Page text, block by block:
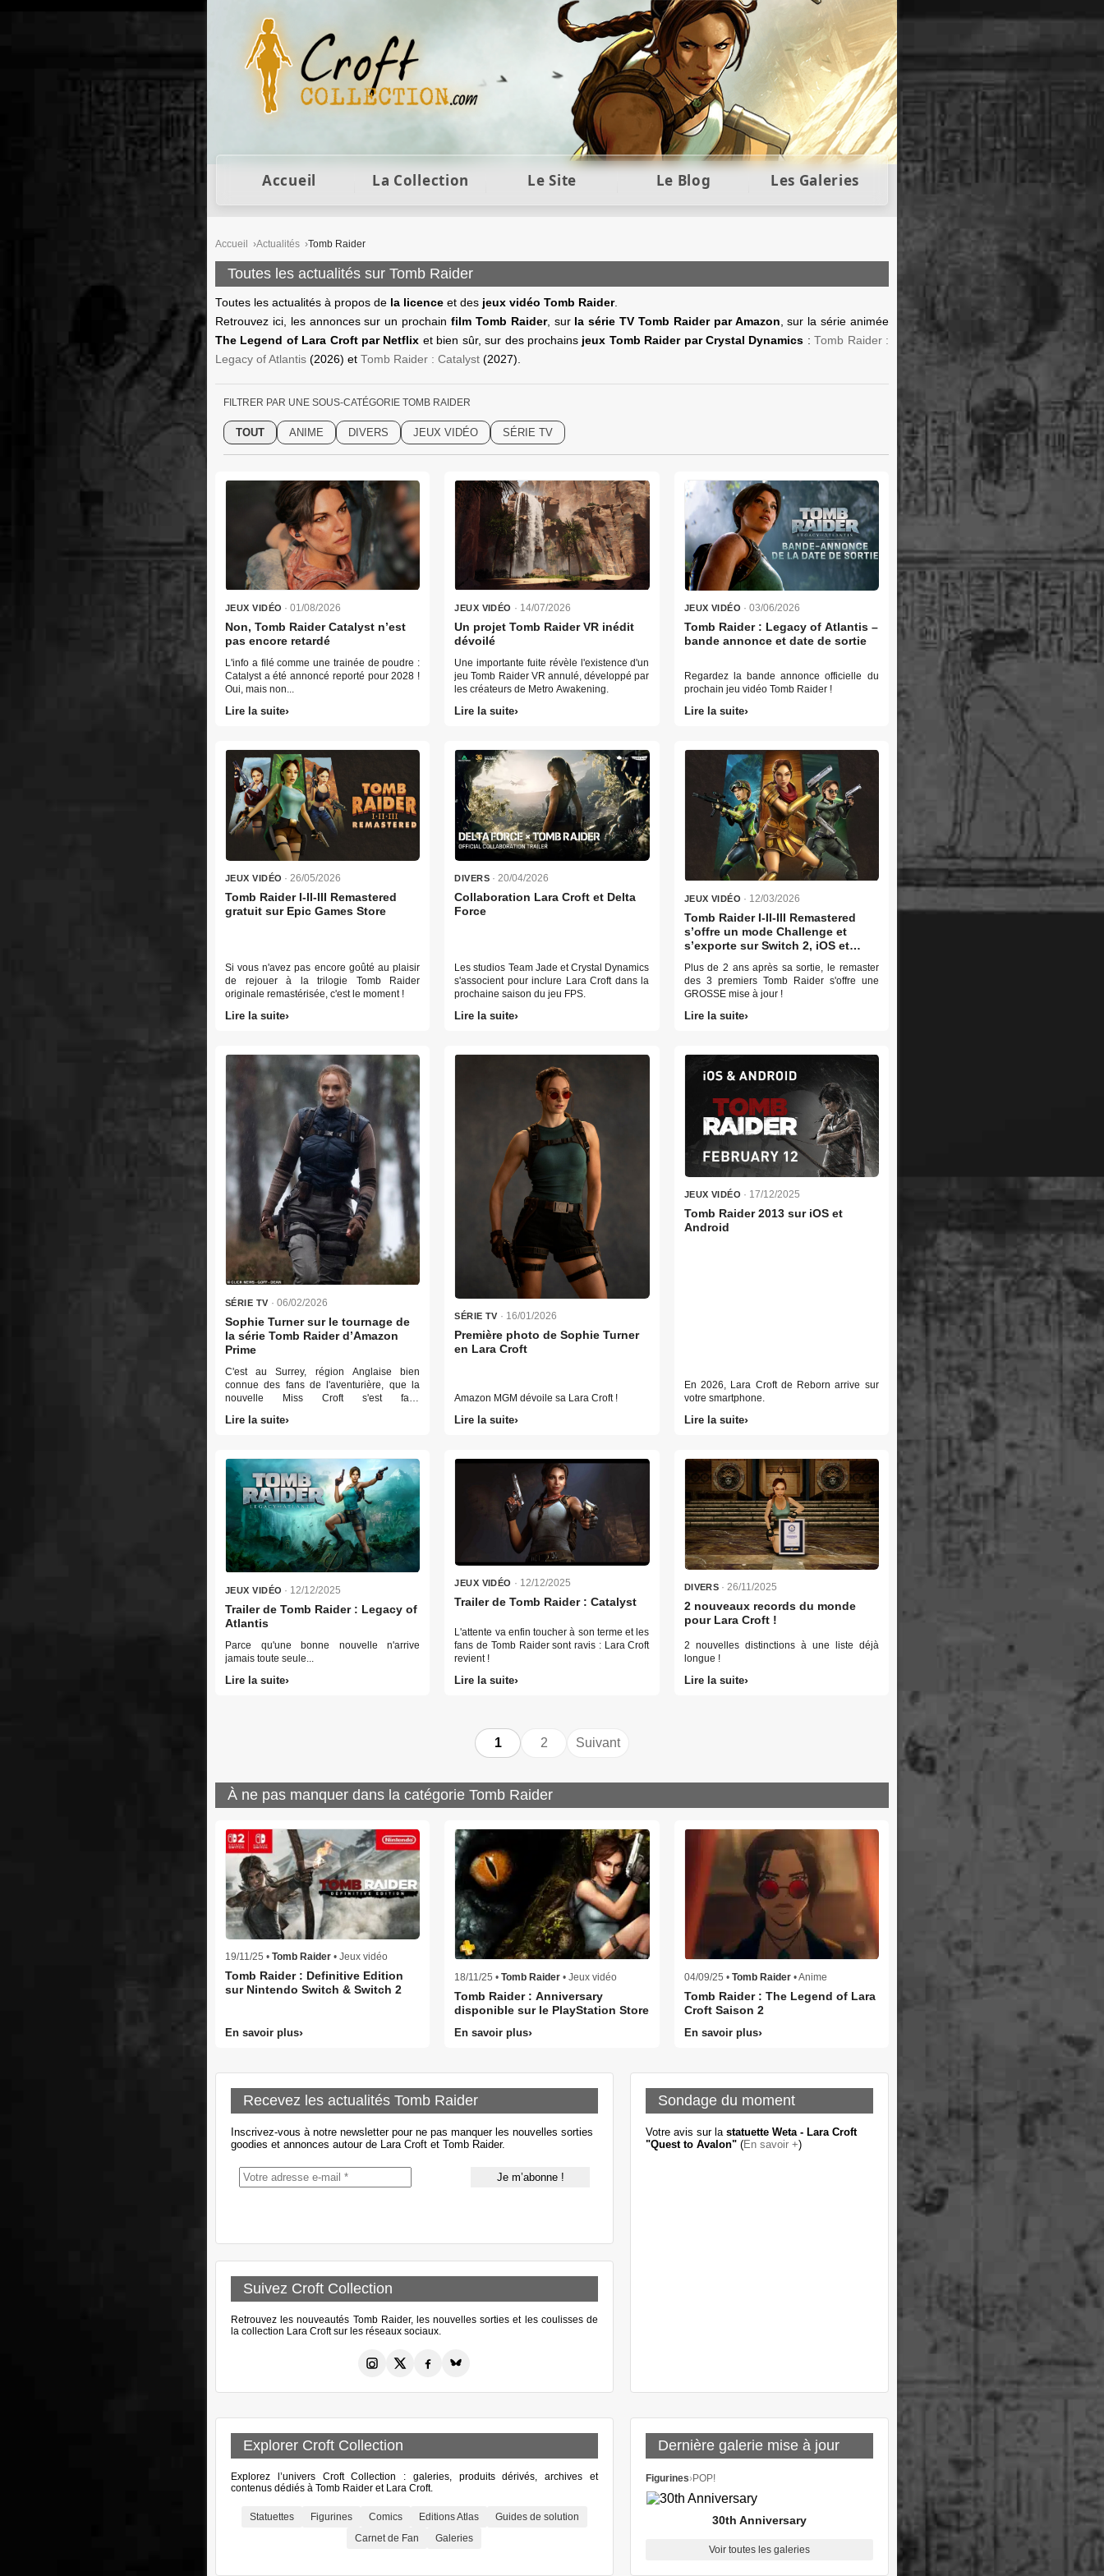
Figurines Lara Croft et collection Tomb Raider : statues, objets et collectors
Accueil La Collection Le Site Le Blog Les Galeries
Accueil Actualités Tomb Raider
Toutes les actualités sur Tomb Raider
Toutes les actualités à propos de la licence et des jeux vidéo Tomb Raider.
Retrouvez ici, les annonces sur un prochain film Tomb Raider, sur la série TV Tomb Raider par Amazon, sur la série animée
The Legend of Lara Croft par Netflix et bien sûr, sur des prochainsjeux Tomb Raider par Crystal Dynamics :Tomb Raider :
Legacy of Atlantis (2026) et Tomb Raider : Catalyst (2027).
FILTRER PAR UNE SOUS-CATÉGORIE TOMB RAIDER
TOUT ANIME DIVERS JEUX VIDÉO SÉRIE TV
JEUX VIDÉO · 01/08/2026
Non, Tomb Raider Catalyst n’est
pas encore retardé
L'info a filé comme une trainée de poudre :
Catalyst a été annoncé reporté pour 2028 !
Oui, mais non...
Lire la suite
JEUX VIDÉO · 14/07/2026
Un projet Tomb Raider VR inédit
dévoilé
Une importante fuite révèle l'existence d'un
jeu Tomb Raider VR annulé, développé par
les créateurs de Metro Awakening.
Lire la suite
JEUX VIDÉO · 03/06/2026
Tomb Raider : Legacy of Atlantis –
bande annonce et date de sortie
Regardez la bande annonce officielle du
prochain jeu vidéo Tomb Raider !
Lire la suite
JEUX VIDÉO · 26/05/2026
Tomb Raider I-II-III Remastered
gratuit sur Epic Games Store
Si vous n'avez pas encore goûté au plaisir
de rejouer à la trilogie Tomb Raider
originale remastérisée, c'est le moment !
Lire la suite
DIVERS · 20/04/2026
Collaboration Lara Croft et Delta
Force
Les studios Team Jade et Crystal Dynamics
s'associent pour inclure Lara Croft dans la
prochaine saison du jeu FPS.
Lire la suite
JEUX VIDÉO · 12/03/2026
Tomb Raider I-II-III Remastered
s’offre un mode Challenge et
s’exporte sur Switch 2, iOS et
Plus de 2 ans après sa sortie, le remaster
des 3 premiers Tomb Raider s'offre une
GROSSE mise à jour !
Lire la suite
SÉRIE TV · 06/02/2026
Sophie Turner sur le tournage de
la série Tomb Raider d’Amazon
Prime
C'est au Surrey, région Anglaise bien
connue des fans de l'aventurière, que la
nouvelle Miss Croft s'est faite
Lire la suite
SÉRIE TV · 16/01/2026
Première photo de Sophie Turner
en Lara Croft
Amazon MGM dévoile sa Lara Croft !
Lire la suite
JEUX VIDÉO · 17/12/2025
Tomb Raider 2013 sur iOS et
Android
En 2026, Lara Croft de Reborn arrive sur
votre smartphone.
Lire la suite
JEUX VIDÉO · 12/12/2025
Trailer de Tomb Raider : Legacy of
Atlantis
Parce qu'une bonne nouvelle n'arrive
jamais toute seule...
Lire la suite
JEUX VIDÉO · 12/12/2025
Trailer de Tomb Raider : Catalyst
L'attente va enfin toucher à son terme et les
fans de Tomb Raider sont ravis : Lara Croft
revient !
Lire la suite
DIVERS · 26/11/2025
2 nouveaux records du monde
pour Lara Croft !
2 nouvelles distinctions à une liste déjà
longue !
Lire la suite
Pagination
publications
1 2 Suivant
À ne pas manquer dans la catégorie Tomb Raider
19/11/25 • Tomb Raider • Jeux vidéo
Tomb Raider : Definitive Edition
sur Nintendo Switch & Switch 2
En savoir plus
18/11/25 •Tomb Raider • Jeux vidéo
Tomb Raider : Anniversary
disponible sur le PlayStation Store
En savoir plus
04/09/25 • Tomb Raider• Anime
Tomb Raider : The Legend of Lara
Croft Saison 2
En savoir plus
Recevez les actualités Tomb Raider
Inscrivez-vous à notre newsletter pour ne pas manquer les nouvelles sorties
goodies et annonces autour de Lara Croft et Tomb Raider.
Suivez Croft Collection
Retrouvez les nouveautés Tomb Raider, les nouvelles sorties et les coulisses de
la collection Lara Croft sur les réseaux sociaux.
Sondage du moment
Votre avis sur la statuette Weta - Lara Croft
"Quest to Avalon" (En savoir +)
Explorer Croft Collection
Explorez l’univers Croft Collection : galeries, produits dérivés, archives et
contenus dédiés à Tomb Raider et Lara Croft.
Statuettes Figurines Comics Editions Atlas
Guides de solution
Carnet de Fan
Galeries
Dernière galerie mise à jour
Figurines›POP!
30th Anniversary
Voir toutes les galeries